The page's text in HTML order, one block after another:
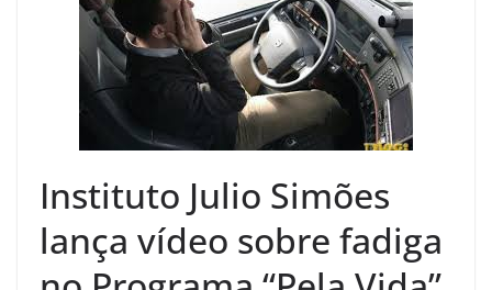
Instituto Julio Simões
lança vídeo sobre fadiga